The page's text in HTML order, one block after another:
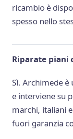
ricambio è
spesso nello
Riparate piani
Sì. Archimede
e interviene su
marchi, italiani
fuori garanzia